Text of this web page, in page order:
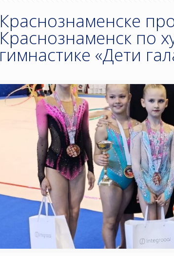
Краснознаменске
Краснознаменск по
гимнастике «Дети